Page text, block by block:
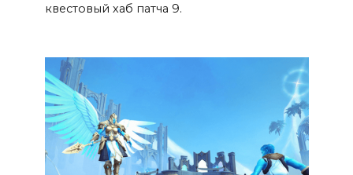
квестовый хаб патча 9.